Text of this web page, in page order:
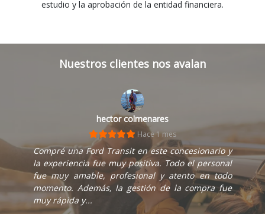
estudio y la aprobación de la entidad financiera.
Nuestros clientes nos avalan
hector colmenares
Hace 1 mes
Compré una Ford Transit en este concesionario y
la experiencia fue muy positiva. Todo el personal
fue muy amable, profesional y atento en todo
momento. Además, la gestión de la compra fue
muy rápida y...